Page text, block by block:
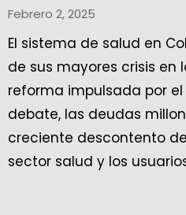
Febrero 2, 2025
El sistema de salud en
de sus mayores crisis en
reforma impulsada por
debate, las deudas
creciente descontento
sector salud y los